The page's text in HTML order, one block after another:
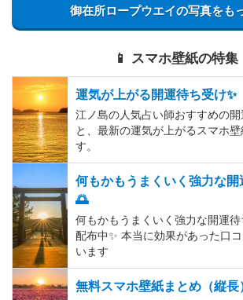
御在所ロープウエイの写真をも
📱 スマホ壁紙の特集
運気が上がる開運待ち受け✨
江ノ島の人気占い師おすすめの開
と、最新の運気が上がるスマホ壁
す。
何もかもうまくいく強力な開
🌅
何もかもうまくいく強力な開運
配布中✨️ 本当に効果があった口
います
無料スマホ壁紙まとめ（縦長